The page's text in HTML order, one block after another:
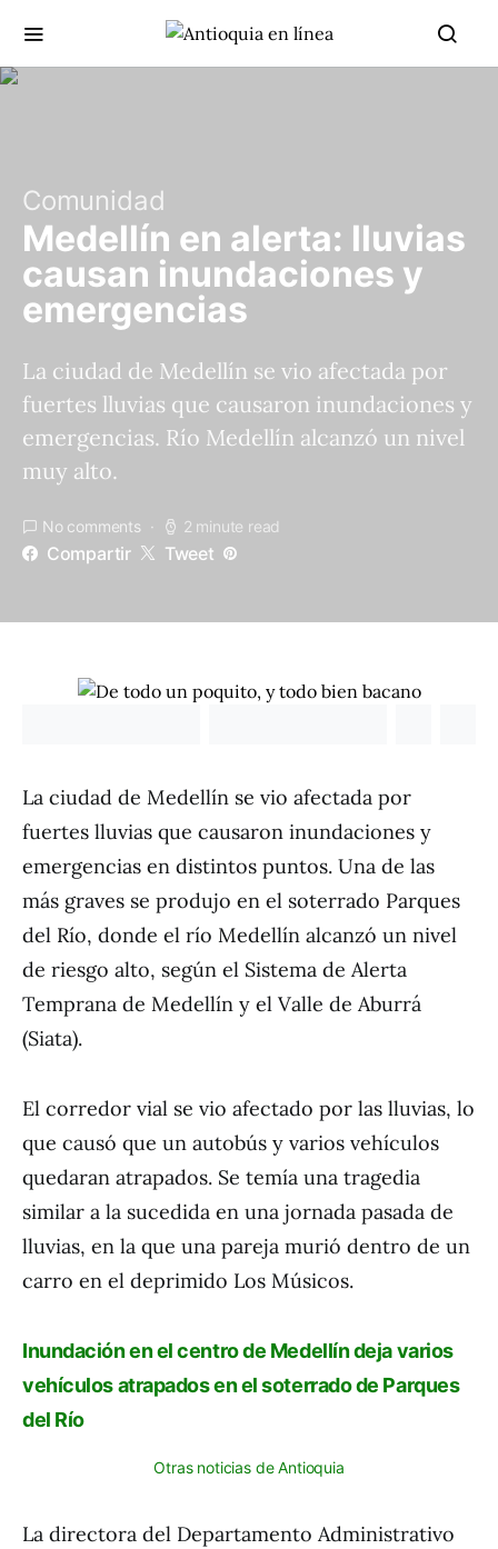
Comunidad
Medellín en alerta: lluvias
causan inundaciones y
emergencias
La ciudad de Medellín se vio afectada por
fuertes lluvias que causaron inundaciones y
emergencias. Río Medellín alcanzó un nivel
muy alto.
No comments 2 minute read
Compartir Tweet
La ciudad de Medellín se vio afectada por
fuertes lluvias que causaron inundaciones y
emergencias en distintos puntos. Una de las
más graves se produjo en el soterrado Parques
del Río, donde el río Medellín alcanzó un nivel
de riesgo alto, según el Sistema de Alerta
Temprana de Medellín y el Valle de Aburrá
(Siata).
El corredor vial se vio afectado por las lluvias, lo
que causó que un autobús y varios vehículos
quedaran atrapados. Se temía una tragedia
similar a la sucedida en una jornada pasada de
lluvias, en la que una pareja murió dentro de un
carro en el deprimido Los Músicos.
Inundación en el centro de Medellín deja varios
vehículos atrapados en el soterrado de Parques
del Río
Otras noticias de Antioquia
La directora del Departamento Administrativo